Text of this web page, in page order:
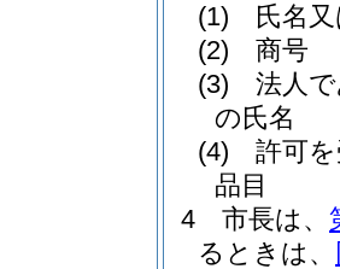
(1)
氏名
(2)
商号
(3)
法人
の氏名
(4)
許可
品目
4
市長は、
るときは、